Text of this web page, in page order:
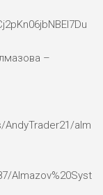
–
alm
Almazov%20Syst